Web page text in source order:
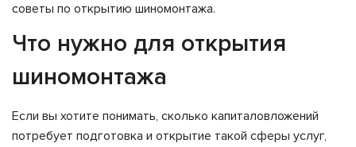
советы по открытию шиномонтажа.
Что нужно для открытия
шиномонтажа
Если вы хотите понимать, сколько капиталовложений
потребует подготовка и открытие такой сферы услуг,